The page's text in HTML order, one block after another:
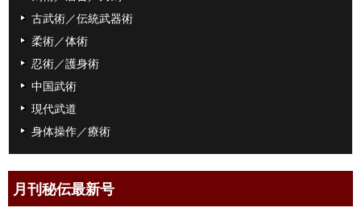
古武術／伝統武器術
柔術／体術
忍術／護身術
中国武術
現代武道
身体操作／療術
月刊秘伝最新号